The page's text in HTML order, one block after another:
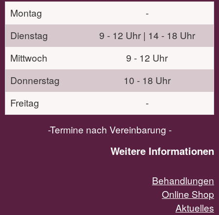
Montag
-
Dienstag
9 - 12 Uhr | 14 - 18 Uhr
Mittwoch
9 - 12 Uhr
Donnerstag
10 - 18 Uhr
Freitag
-
-Termine nach Vereinbarung -
Weitere Informationen
Behandlungen
Online Shop
Aktuelles